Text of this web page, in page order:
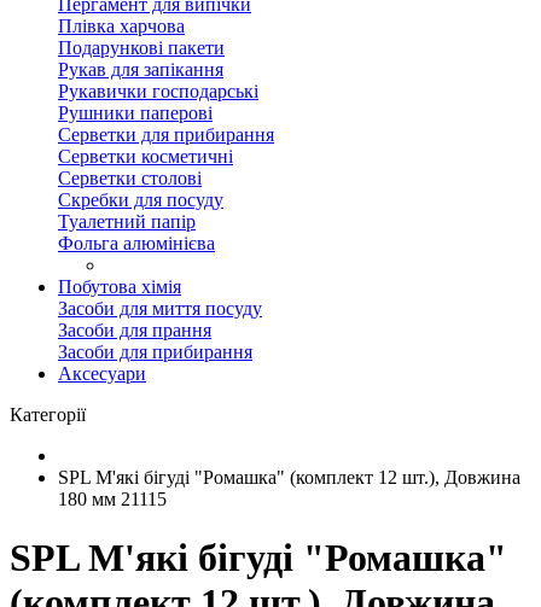
Пергамент для випічки
Плівка харчова
Подарункові пакети
Рукав для запікання
Рукавички господарські
Рушники паперові
Серветки для прибирання
Серветки косметичні
Серветки столові
Скребки для посуду
Туалетний папір
Фольга алюмінієва
Побутова хімія
Засоби для миття посуду
Засоби для прання
Засоби для прибирання
Аксесуари
Категорії
SPL М'які бігуді "Ромашка" (комплект 12 шт.), Довжина
180 мм 21115
SPL М'які бігуді "Ромашка"